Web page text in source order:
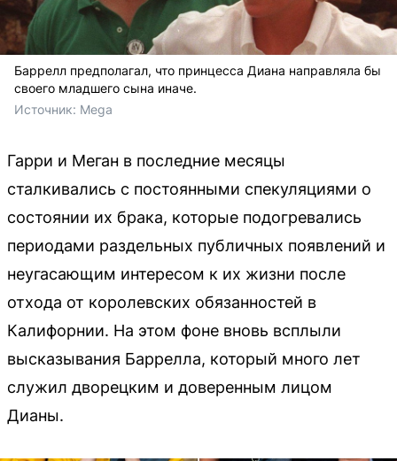
Баррелл предполагал, что принцесса Диана направляла бы
своего младшего сына иначе.
Источник: Mega
Гарри и Меган в последние месяцы
сталкивались с постоянными спекуляциями о
состоянии их брака, которые подогревались
периодами раздельных публичных появлений и
неугасающим интересом к их жизни после
отхода от королевских обязанностей в
Калифорнии. На этом фоне вновь всплыли
высказывания Баррелла, который много лет
служил дворецким и доверенным лицом
Дианы.